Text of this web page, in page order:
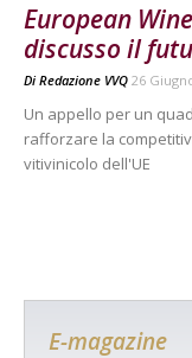
European
discusso il
Di Redazione VVQ 26
Un appello per un
rafforzare la
vitivinicolo dell'UE
E-magazine